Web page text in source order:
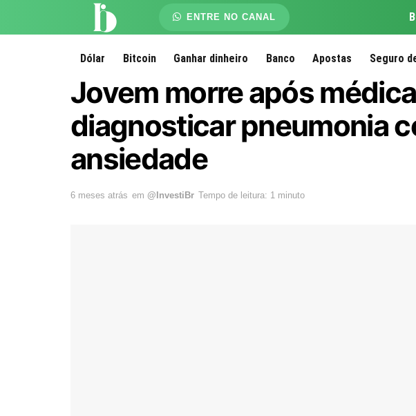
ENTRE NO CANAL
Dólar Bitcoin Ganhar dinheiro Banco Apostas Seguro
Jovem morre após
diagnosticar pneumonia
ansiedade
6 meses atrás em @InvestiBr Tempo de leitura: 1 minuto